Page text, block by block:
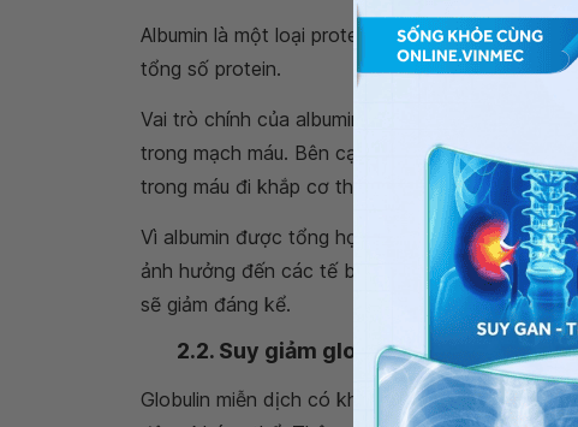
Albumin là một loại protein được tạo thành ở
tổng số protein.
Vai trò chính của albumin trong máu là để duy
trong mạch máu. Bên cạnh đó, albumin còn
trong máu đi khắp cơ thể, chẳng hạn như các
Vì albumin được tổng hợp ở gan nên nó chính là
ảnh hưởng đến các tế bào gan, tế bào gan mất
sẽ giảm đáng kể.
2.2. Suy giảm globulin
Globulin miễn dịch có khoảng 25% protein